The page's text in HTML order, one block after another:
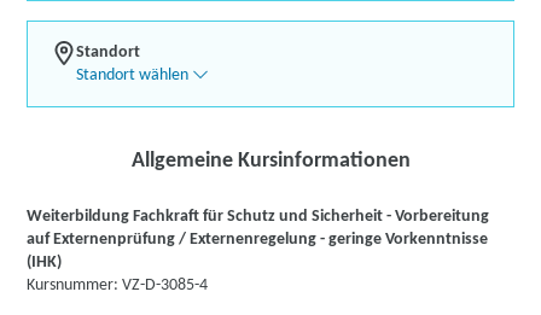
Standort
Standort wählen
Allgemeine Kursinformationen
Weiterbildung Fachkraft für Schutz und Sicherheit - Vorbereitung
auf Externenprüfung / Externenregelung - geringe Vorkenntnisse
(IHK)
Kursnummer: VZ-D-3085-4